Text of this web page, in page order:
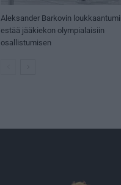
Aleksander Barkovin
estää jääkiekon olympialaisiin
osallistumisen